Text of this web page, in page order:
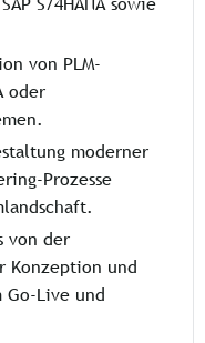
S/4HANA sowie
von PLM-
oder
moderner
Prozesse
von der
Konzeption und
Go-Live und